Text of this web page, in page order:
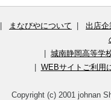
まなびやについて 出店企
城南静岡高等学
WEBサイトご利用
Copyright (c) 2001 johnan